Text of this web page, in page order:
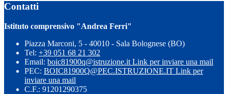
Contatti
Istituto comprensivo "Andrea Ferri"
Piazza Marconi, 5 - 40010 - Sala Bolognese (BO)
Tel: +39 051 68 21 302
Email: boic81900q@istruzione.it Link per inviare una mail
PEC: BOIC81900Q@PEC.ISTRUZIONE.IT Link per
inviare una mail
C.F.: 91201290375